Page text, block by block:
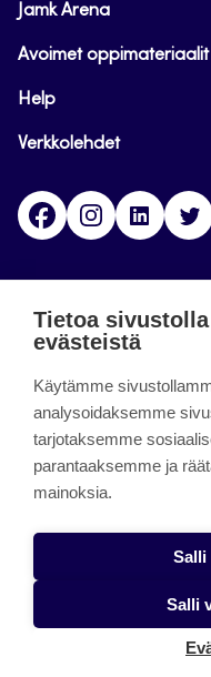
Jamk Arena
Avoimet oppimateriaalit
Help
Verkkolehdet
FacebookInstagram
päättynyt 11.9.2023.
About the site
Käyttöehdot
Alasottoilmoitus
Tietoa
evästeistä
Käytämme
analysoidaksemme
tarjotaksemme
parantaaksemme ja
mainoksia.
Salli
Salli